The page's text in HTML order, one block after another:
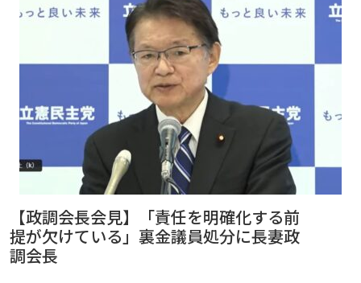
【政調会長会見】「責任を明確化する前
提が欠けている」裏金議員処分に長妻政
調会長